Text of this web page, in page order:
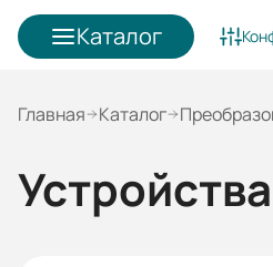
Каталог
Главная Каталог